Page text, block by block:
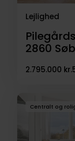
Lejlighed
2860
2.795.000 kr.
Centralt og